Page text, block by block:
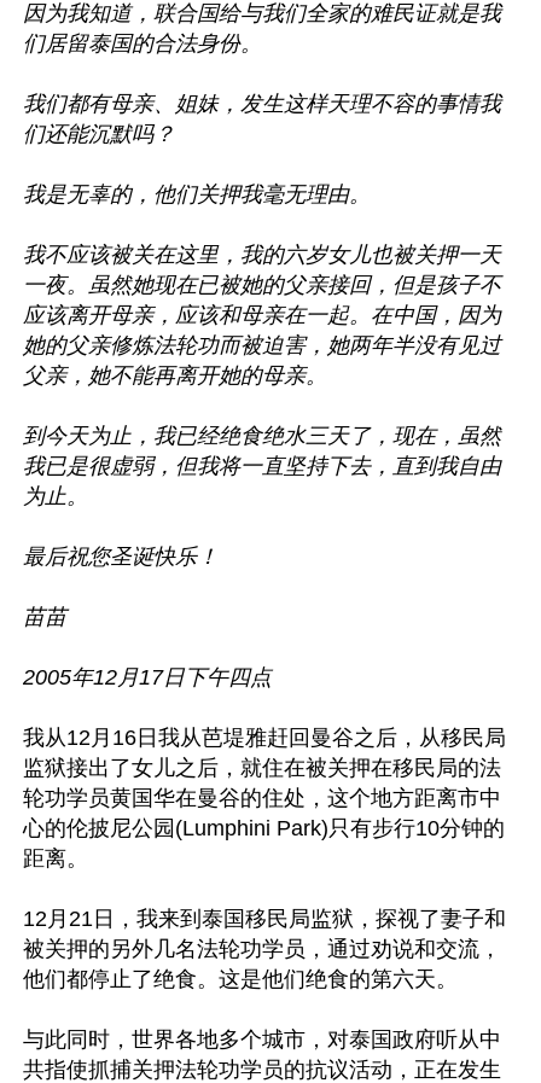
因为我知道，联合国给与我们全家的难民证就是我
们居留泰国的合法身份。
我们都有母亲、姐妹，发生这样天理不容的事情我
们还能沉默吗？
我是无辜的，他们关押我毫无理由。
我不应该被关在这里，我的六岁女儿也被关押一天
一夜。虽然她现在已被她的父亲接回，但是孩子不
应该离开母亲，应该和母亲在一起。在中国，因为
她的父亲修炼法轮功而被迫害，她两年半没有见过
父亲，她不能再离开她的母亲。
到今天为止，我已经绝食绝水三天了，现在，虽然
我已是很虚弱，但我将一直坚持下去，直到我自由
为止。
最后祝您圣诞快乐！
苗苗
2005年12月17日下午四点
我从12月16日我从芭堤雅赶回曼谷之后，从移民局
监狱接出了女儿之后，就住在被关押在移民局的法
轮功学员黄国华在曼谷的住处，这个地方距离市中
心的伦披尼公园(Lumphini Park)只有步行10分钟的
距离。
12月21日，我来到泰国移民局监狱，探视了妻子和
被关押的另外几名法轮功学员，通过劝说和交流，
他们都停止了绝食。这是他们绝食的第六天。
与此同时，世界各地多个城市，对泰国政府听从中
共指使抓捕关押法轮功学员的抗议活动，正在发生